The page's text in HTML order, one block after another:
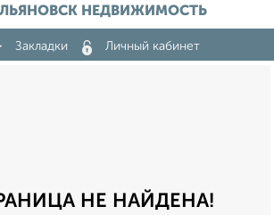
НЕДВИЖИМОСТЬ
Закладки Личный кабинет
НЕ НАЙДЕНА!